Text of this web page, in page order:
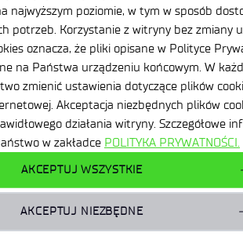
najwyższym poziomie, w tym w sposób
potrzeb. Korzystanie z witryny bez zmiany
oznacza, że pliki opisane w Polityce
na Państwa urządzeniu końcowym. W
zmienić ustawienia dotyczące plików
Akceptacja niezbędnych plików
działania witryny. Szczegółowe
w zakładce POLITYKA PRYWATNOŚCI.
AKCEPTUJ WSZYSTKIE
AKCEPTUJ NIEZBĘDNE